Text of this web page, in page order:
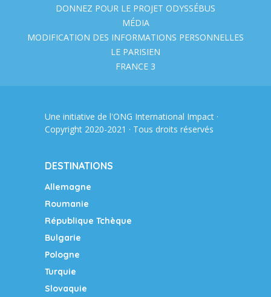
DONNEZ POUR LE PROJET ODYSSÉBUS
MÉDIA
MODIFICATION DES INFORMATIONS PERSONNELLES
LE PARISIEN
FRANCE 3
Une initiative de l'ONG International Impact ·
Copyright 2020-2021 · Tous droits réservés
DESTINATIONS
Allemagne
Roumanie
République Tchèque
Bulgarie
Pologne
Turquie
Slovaquie